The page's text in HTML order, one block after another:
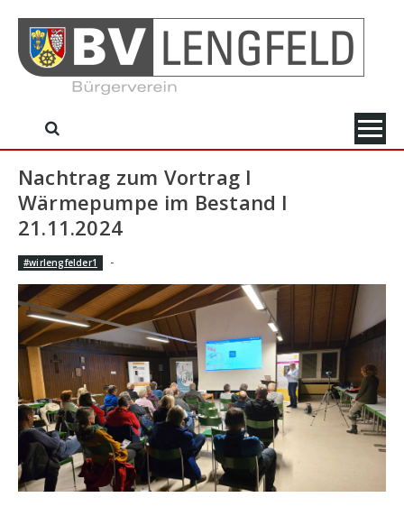
content
Nachtrag zum Vortrag I
Wärmepumpe im Bestand I
21.11.2024
#wirlengfelder1 -